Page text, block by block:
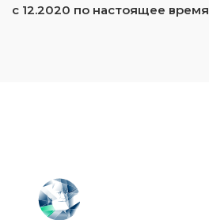
с 12.2020 по настоящее время